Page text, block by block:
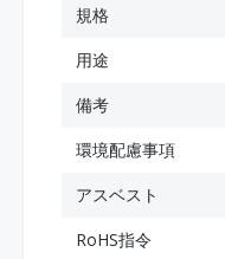
規格
用途
備考
環境配慮事項
アスベスト
RoHS指令